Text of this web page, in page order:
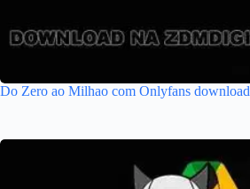
Do Zero ao Milhao com Onlyfans download